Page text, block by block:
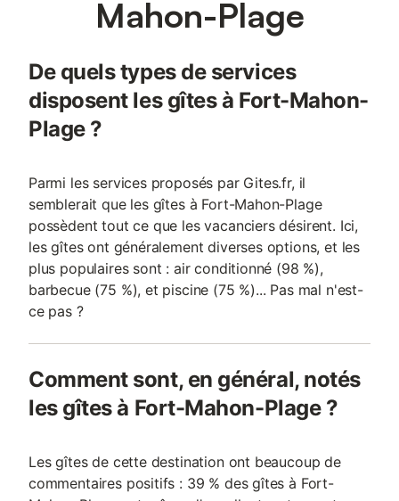
Sauf indication de borne de charge électrique présente dans le
logement, la recharge des véhicules électriques est interdite.
la mer et surtout sur le coucher de soleil. L'appartement se
compose, d'une cuisine aménagée et équipée, salle/salon, 1
salle d'eau
Mahon-Plage
De quels types de services
disposent les gîtes à Fort-Mahon-
Plage ?
Parmi les services proposés par Gites.fr, il
semblerait que les gîtes à Fort-Mahon-Plage
possèdent tout ce que les vacanciers désirent. Ici,
les gîtes ont généralement diverses options, et les
plus populaires sont : air conditionné (98 %),
barbecue (75 %), et piscine (75 %)... Pas mal n'est-
ce pas ?
Comment sont, en général, notés
les gîtes à Fort-Mahon-Plage ?
Les gîtes de cette destination ont beaucoup de
commentaires positifs : 39 % des gîtes à Fort-